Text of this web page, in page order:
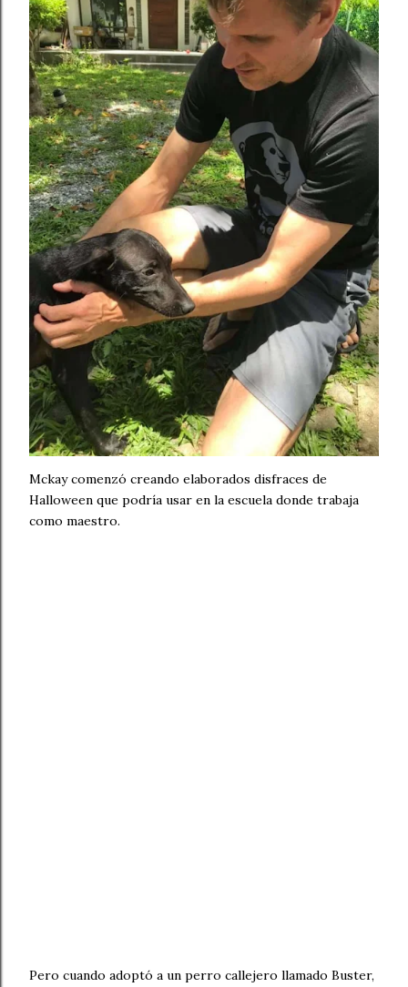
Mckay comenzó creando elaborados disfraces de
Halloween que podría usar en la escuela donde trabaja
como maestro.
Pero cuando adoptó a un perro callejero llamado Buster,